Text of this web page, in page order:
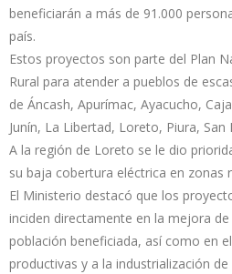
beneficiarán a más de 91.000
país.
Estos proyectos son parte del Plan
Rural para atender a pueblos de
de Áncash, Apurímac, Ayacucho,
Junín, La Libertad, Loreto, Piura, San
A la región de Loreto se le dio
su baja cobertura eléctrica en zonas
El Ministerio destacó que los
inciden directamente en la mejora
población beneficiada, así como en
productivas y a la industrialización